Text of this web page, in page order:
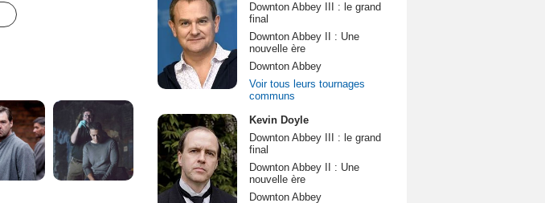
Downton Abbey III : le grand
final
Downton Abbey II : Une
nouvelle ère
Downton Abbey
Voir tous leurs tournages
communs
Kevin Doyle
Downton Abbey III : le grand
final
Downton Abbey II : Une
nouvelle ère
Downton Abbey